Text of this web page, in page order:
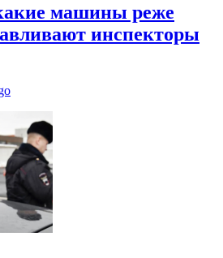
машины реже
инспекторы